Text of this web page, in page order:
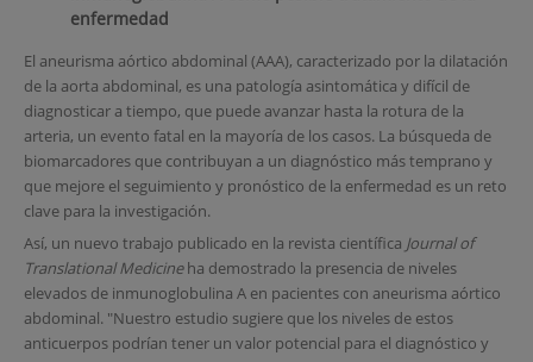
enfermedad
El aneurisma aórtico abdominal (AAA), caracterizado por la dilatación
de la aorta abdominal, es una patología asintomática y difícil de
diagnosticar a tiempo, que puede avanzar hasta la rotura de la
arteria, un evento fatal en la mayoría de los casos. La búsqueda de
biomarcadores que contribuyan a un diagnóstico más temprano y
que mejore el seguimiento y pronóstico de la enfermedad es un reto
clave para la investigación.
Así, un nuevo trabajo publicado en la revista científica Journal of
Translational Medicineha demostrado la presencia de niveles
elevados de inmunoglobulina A en pacientes con aneurisma aórtico
abdominal. "Nuestro estudio sugiere que los niveles de estos
anticuerpos podrían tener un valor potencial para el diagnóstico y